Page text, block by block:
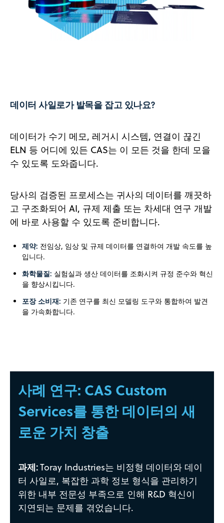
데이터 사일로가 발목을 잡고 있나요?
데이터가 수기 메모, 레거시 시스템, 연결이 끊긴
ELN 등 어디에 있든 CAS는 이 모든 것을 한데 모을
수 있도록 도와줍니다.
당사의 검증된 프로세스는 귀사의 데이터를 깨끗하
고 구조화되어 AI, 규제 제출 또는 차세대 연구 개발
에 바로 사용할 수 있도록 준비합니다.
제약: 전임상, 임상 및 규제 데이터를 연결하여 개발 속도를 높
입니다.
화학물질: 실험실과 생산 데이터를 조화시켜 규정 준수와 혁신
을 향상시킵니다.
포장 소비재: 기존 연구를 최신 모델링 도구와 통합하여 발견
을 가속화합니다.
사례 연구: CAS Custom
Services를 통한 데이터의 새
로운 가치 창출
과제:Toray Industries는 비정형 데이터와 데이
터 사일로, 복잡한 과학 정보 형식을 관리하기
위한 내부 전문성 부족으로 인해 R&D 혁신이
지연되는 문제를 겪었습니다.